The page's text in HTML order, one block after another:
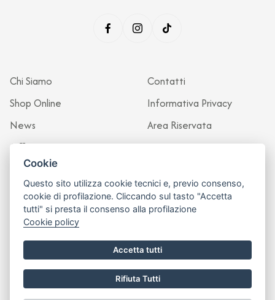
Chi Siamo
Shop Online
News
Officina
Contatti
Informativa Privacy
Area Riservata
Sito realizzato daLeonardo Web
Cookie
Questo sito utilizza cookie tecnici e, previo consenso,
cookie di profilazione. Cliccando sul tasto "Accetta
tutti" si presta il consenso alla profilazione
Cookie policy
Accetta tutti
Rifiuta Tutti